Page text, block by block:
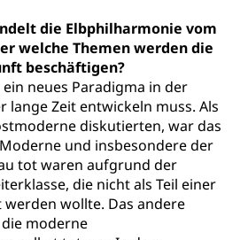
die Elbphilharmonie vom
welche Themen werden die
beschäftigen?
ein neues Paradigma in der
Zeit entwickeln muss. Als
diskutierten, war das
und insbesondere der
tot waren aufgrund der
die nicht als Teil einer
wollte. Das andere
moderne